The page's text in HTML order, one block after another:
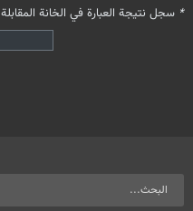
* سجل نتيجة العبارة في الخانة المقابلة